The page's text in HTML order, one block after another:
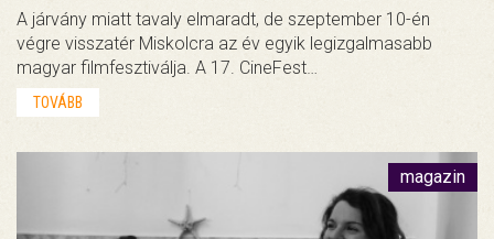
A járvány miatt tavaly elmaradt, de szeptember 10-én
végre visszatér Miskolcra az év egyik legizgalmasabb
magyar filmfesztiválja. A 17. CineFest…
TOVÁBB
magazin